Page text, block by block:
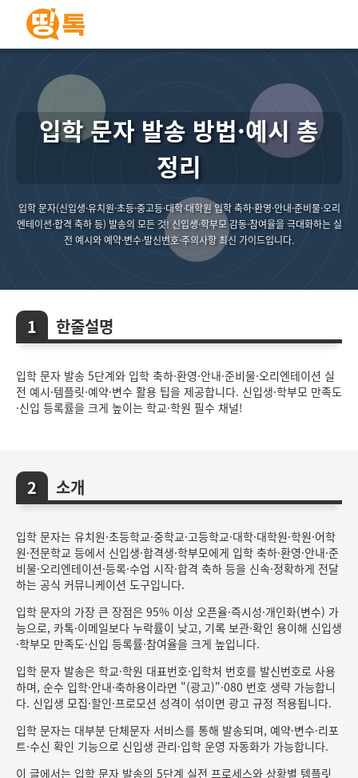
입학 문자 발송 방법·예시 총
정리
입학 문자(신입생·유치원·초등·중고등·대학·대학원 입학 축하·환영·안내·준비물·오리
엔테이션·합격 축하 등) 발송의 모든 것! 신입생·학부모 감동·참여율을 극대화하는 실
전 예시와 예약·변수·발신번호·주의사항 최신 가이드입니다.
한줄설명
입학 문자 발송 5단계와 입학 축하·환영·안내·준비물·오리엔테이션 실
전 예시·템플릿·예약·변수 활용 팁을 제공합니다. 신입생·학부모 만족도
·신입 등록률을 크게 높이는 학교·학원 필수 채널!
소개
입학 문자는 유치원·초등학교·중학교·고등학교·대학·대학원·학원·어학
원·전문학교 등에서 신입생·합격생·학부모에게 입학 축하·환영·안내·준
비물·오리엔테이션·등록·수업 시작·합격 축하 등을 신속·정확하게 전달
하는 공식 커뮤니케이션 도구입니다.
입학 문자의 가장 큰 장점은 95% 이상 오픈율·즉시성·개인화(변수) 가
능으로, 카톡·이메일보다 누락률이 낮고, 기록 보관·확인 용이해 신입생
·학부모 만족도·신입 등록률·참여율을 크게 높입니다.
입학 문자 발송은 학교·학원 대표번호·입학처 번호를 발신번호로 사용
하며, 순수 입학·안내·축하용이라면 "(광고)"·080 번호 생략 가능합니
다. 신입생 모집·할인·프로모션 성격이 섞이면 광고 규정 적용됩니다.
입학 문자는 대부분 단체문자 서비스를 통해 발송되며, 예약·변수·리포
트·수신 확인 기능으로 신입생 관리·입학 운영 자동화가 가능합니다.
이 글에서는 입학 문자 발송의 5단계 실전 프로세스와 상황별 템플릿